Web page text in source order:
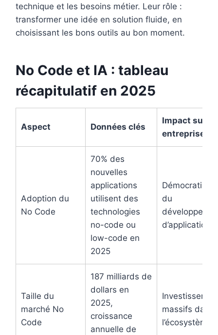
technique et les besoins métier. Leur rôle :
transformer une idée en solution fluide, en
choisissant les bons outils au bon moment.
No Code et IA : tableau
récapitulatif en 2025
Aspect Données clés
Impact sur
entreprises
Adoption du
No Code
70% des
nouvelles
applications
utilisent des
technologies
no-code ou
low-code en
2025
du
d’applications
Taille du
marché No
Code
187 milliards de
dollars en
2025,
croissance
annuelle de
massifs dans
l’écosystème